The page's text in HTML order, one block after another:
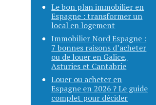
Le bon plan immobilier en
Espagne : transformer un
local en logement
Immobilier Nord Espagne :
7 bonnes raisons d’acheter
ou de louer en Galice,
Asturies et Cantabrie
Louer ou acheter en
Espagne en 2026 ? Le guide
complet pour décider